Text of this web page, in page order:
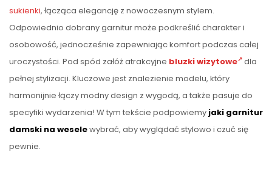
sukienki, łącząca elegancję z nowoczesnym stylem.
Odpowiednio dobrany garnitur może podkreślić charakter i
osobowość, jednocześnie zapewniając komfort podczas całej
uroczystości. Pod spód załóż atrakcyjne bluzki wizytowe dla
pełnej stylizacji. Kluczowe jest znalezienie modelu, który
harmonijnie łączy modny design z wygodą, a także pasuje do
specyfiki wydarzenia! W tym tekście podpowiemy jaki garnitur
damski na weselewybrać, aby wyglądać stylowo i czuć się
pewnie.